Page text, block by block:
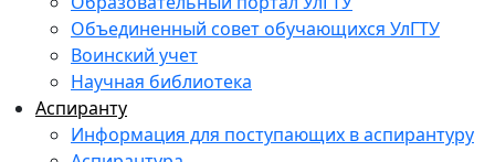
Объединенный совет обучающихся УлГТУ
Воинский учет
Научная библиотека
Аспиранту
Информация для поступающих в аспирантуру